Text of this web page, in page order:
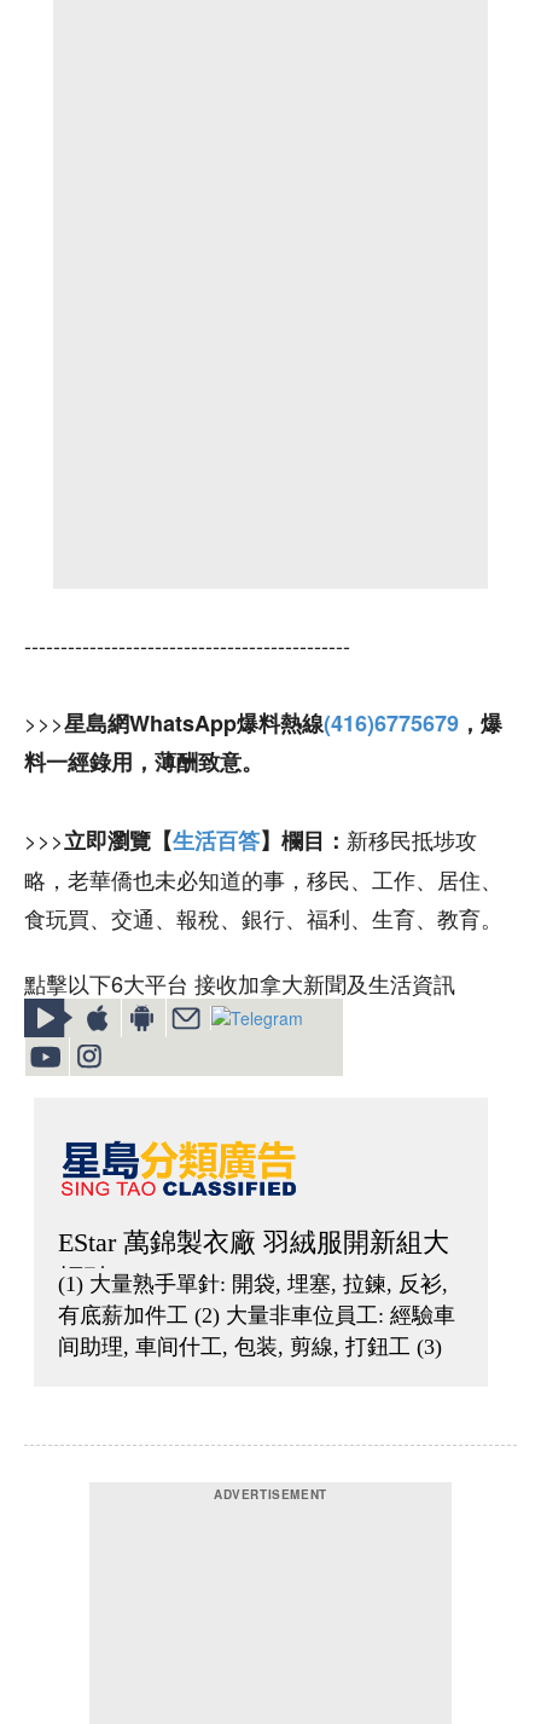
---------------------------------------------
>>>星島網WhatsApp爆料熱線(416)6775679 ，爆
料一經錄用，薄酬致意。
>>>立即瀏覽【生活百答】欄目： 新移民抵埗攻
略，老華僑也未必知道的事，移民、工作、居住、
食玩買、交通、報稅、銀行、福利、生育、教育。
點擊以下6大平台 接收加拿大新聞及生活資訊